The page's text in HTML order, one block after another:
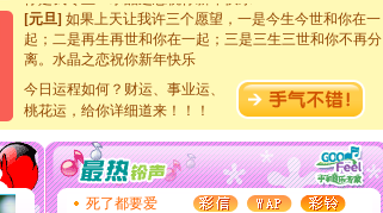
[元旦] 如果上天让我许三个愿望，一是今生今世和你在一
起；二是再生再世和你在一起；三是三生三世和你不再分
离。水晶之恋祝你新年快乐
[元旦] 当我狠下心扭头离去那一刻，你在我身后无助地哭
泣，这痛楚让我明白我多么爱你。我转身抱住你：这猪不
卖了。水晶之恋祝你新年快乐。
[春节]风柔雨润好月圆，半岛铁盒伴身边，每日尽显开心
颜！冬去春来似水如烟，劳碌人生需尽欢！听一曲轻歌，
道一声平安！新年吉祥万事如愿
[春节]传说薰衣草有四片叶子：第一片叶子是信仰，第二
今日运程如何？财运、事业运、
桃花运，给你详细道来！！！
死了都要爱